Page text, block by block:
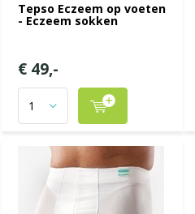
Tepso Eczeem op voeten
- Eczeem sokken
€ 49,-